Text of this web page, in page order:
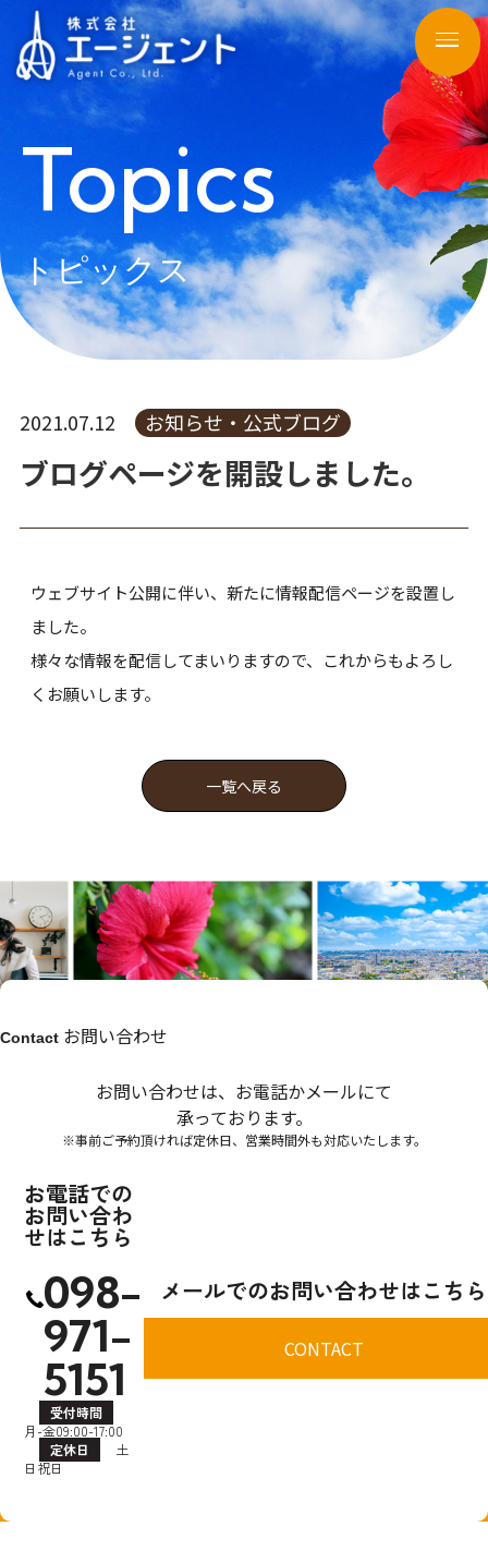
Topics
トピックス
ブログページを開設しました。
2021.07.12 お知らせ・公式ブログ
ウェブサイト公開に伴い、新たに情報配信ページを設置し
ました。
様々な情報を配信してまいりますので、これからもよろし
くお願いします。
一覧へ戻る
Contact お問い合わせ
お問い合わせは、お電話かメールにて
承っております。
※事前ご予約頂ければ定休日、営業時間外も対応いたします。
お電話での
お問い合わ
せはこちら
098-
971-
5151
受付時間
月-金09:00-17:00
定休日
土
日祝日
メールでのお問い合わせはこちら
CONTACT